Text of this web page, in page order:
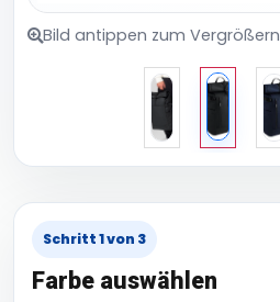
Bild antippen zum Vergrößern
Schritt 1 von 3
Farbe auswählen